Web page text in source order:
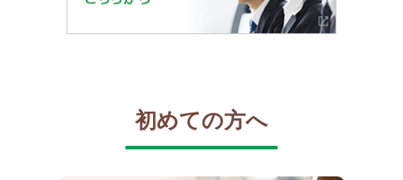
初めての方へ